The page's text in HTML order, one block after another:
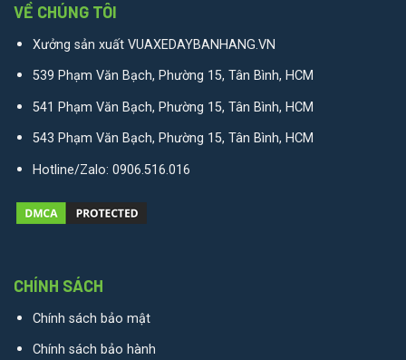
VỀ CHÚNG TÔI
Xưởng sản xuất VUAXEDAYBANHANG.VN
539 Phạm Văn Bạch, Phường 15, Tân Bình, HCM
541 Phạm Văn Bạch, Phường 15, Tân Bình, HCM
543 Phạm Văn Bạch, Phường 15, Tân Bình, HCM
Hotline/Zalo: 0906.516.016
CHÍNH SÁCH
Chính sách bảo mật
Chính sách bảo hành